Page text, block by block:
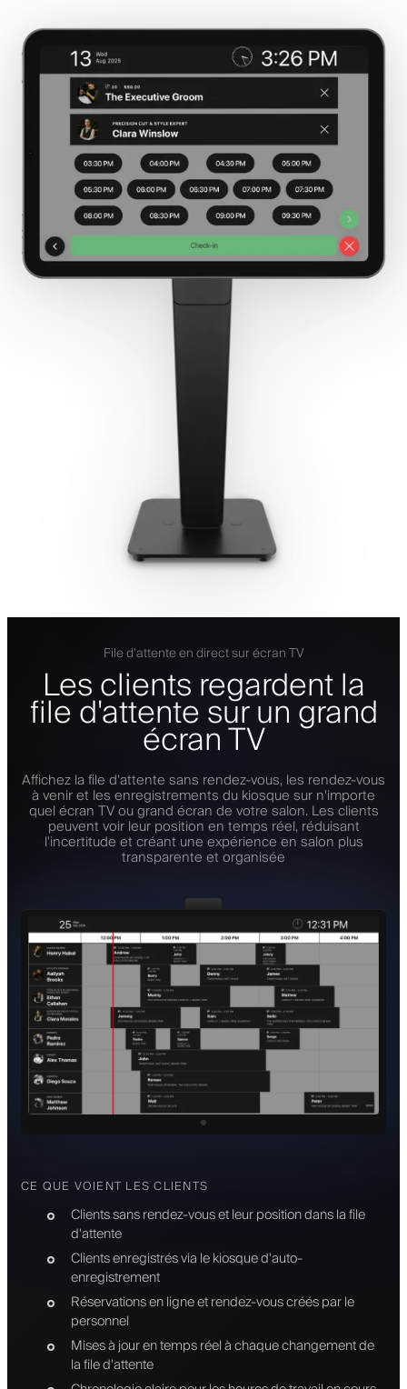
File d'attente en direct sur écran TV
Les clients regardent la
file d'attente sur un grand
écran TV
Affichez la file d'attente sans rendez-vous, les rendez-vous
à venir et les enregistrements du kiosque sur n'importe
quel écran TV ou grand écran de votre salon. Les clients
peuvent voir leur position en temps réel, réduisant
l'incertitude et créant une expérience en salon plus
transparente et organisée
CE QUE VOIENT LES CLIENTS
Clients sans rendez-vous et leur position dans la file
d'attente
Clients enregistrés via le kiosque d'auto-
enregistrement
Réservations en ligne et rendez-vous créés par le
personnel
Mises à jour en temps réel à chaque changement de
la file d'attente